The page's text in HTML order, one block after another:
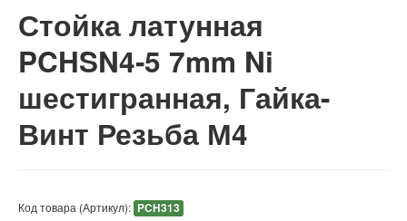
Стойка латунная
PCHSN4-5 7mm Ni
шестигранная, Гайка-
Винт Резьба М4
Код товара (Артикул): PCH313